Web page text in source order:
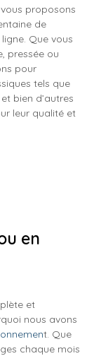
proposons
de
Que vous
pressée ou
pour
tels que
et bien d’autres
leur qualité et
en
et
nous avons
t. Que
chaque mois